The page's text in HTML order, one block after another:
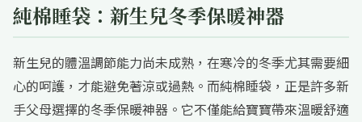
純棉睡袋：新生兒冬季保暖神器
新生兒的體溫調節能力尚未成熟，在寒冷的冬季尤其需要細
心的呵護，才能避免著涼或過熱。而純棉睡袋，正是許多新
手父母選擇的冬季保暖神器。它不僅能給寶寶帶來溫暖舒適